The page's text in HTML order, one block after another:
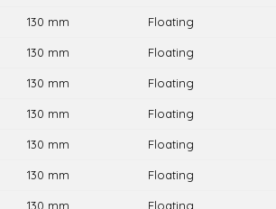
130 mm Floating
130 mm Floating
130 mm Floating
130 mm Floating
130 mm Floating
130 mm Floating
130 mm Floating